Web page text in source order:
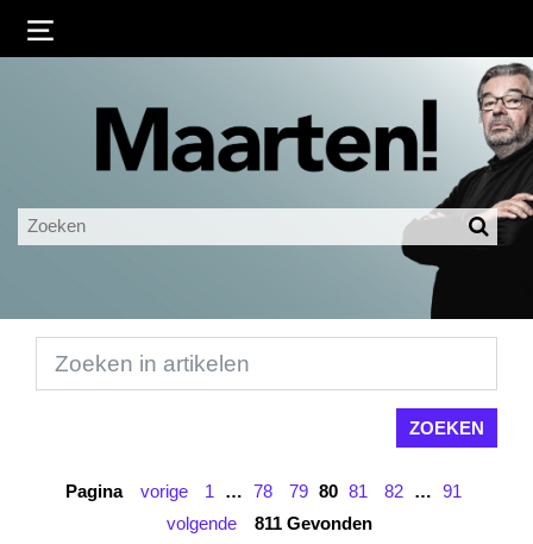
Ingelogd blijven
LOGIN
Pagina vorige 1 … 78 79 80 81 82 … 91
volgende
811 Gevonden